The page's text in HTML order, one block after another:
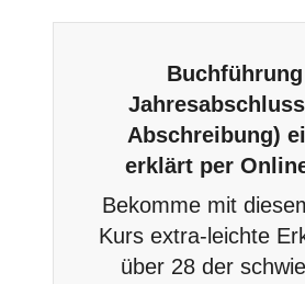
Abschreibung)
erklärt per
Bekomme mit
Kurs extra-leichte
über 28 der